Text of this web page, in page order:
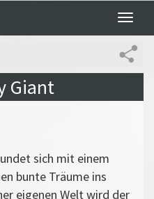
Toggle
Giant
sich mit einem
bunte Träume ins
eigenen Welt wird der